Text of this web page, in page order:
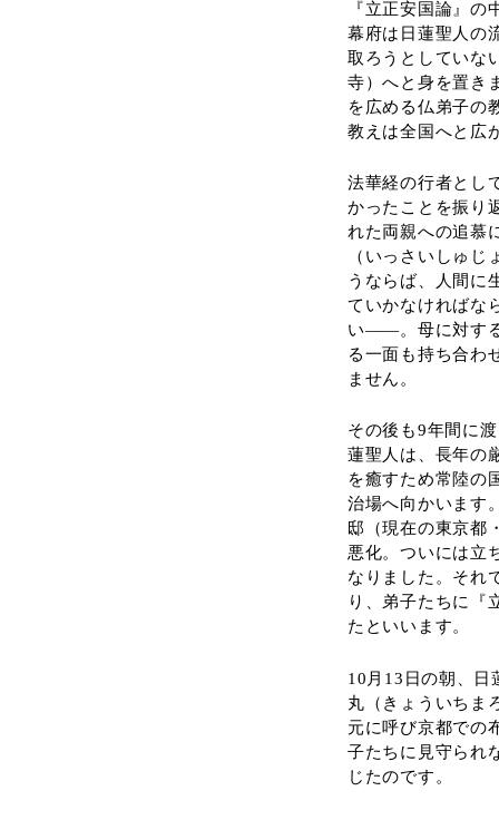
『立正安国論』
幕府は日蓮聖人の
取ろうとしていな
寺）へと身を置き
を広める仏弟子の
教えは全国へと広
法華経の行者とし
かったことを振り
れた両親への追慕
（いっさいしゅ
うならば、人間に
ていかなければな
い――。母に対す
る一面も持ち合わ
ません。
その後も9年間に
蓮聖人は、長年の
を癒すため常陸の
治場へ向かいます
邸（現在の東京都
悪化。ついには立
なりました。それ
り、弟子たちに『
たといいます。
10月13日の朝、日
丸（きょういちま
元に呼び京都での
子たちに見守られ
じたのです。